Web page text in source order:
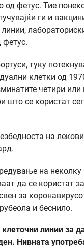
фетус. Тие
ги и
фетус.
туку
клетки од
четири или
што се користат
на
на неколку
да се користат
за
и беснило.
линии за
Нивната